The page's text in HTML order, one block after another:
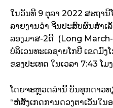
ໃນວັນທີ 9 ຕຸລາ 2022 ສະຖາ
ລາຍງານວ່າ ຈີນປະສົບຜົນສຳ
ລອງມາສ-2ດີ (Long
ບໍລິເວນທະເລຊາຍໂກບີ ເຂດມົງ
ຂອງປະເທດ ໃນເວລາ 7:43 ໂມ
ໂດຍຈະຫຼວດລຳນີ້ ບັນທຸກດາວ
“ຫໍສັງເກດການດວງຕາເວັນໃ